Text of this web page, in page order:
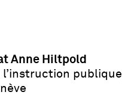
Anne Hiltpold
l’instruction